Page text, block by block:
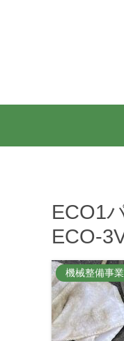
ECO1
ECO-
機械整備事